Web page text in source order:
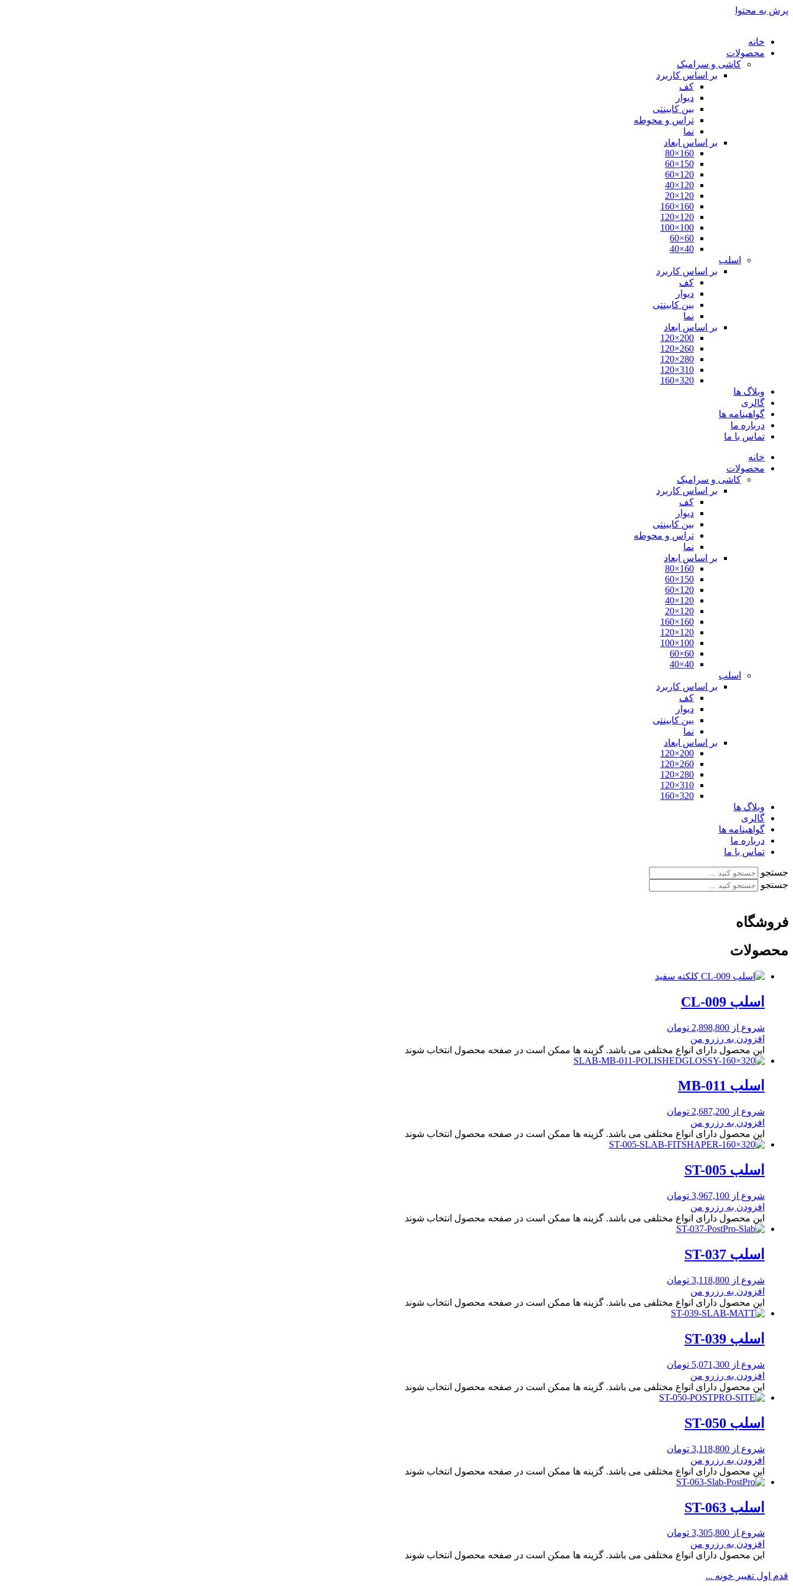
پرش به محتوا
خانه
محصولات
کاشی و سرامیک
بر اساس کاربرد
کف
دیوار
بین کابینتی
تراس و محوطه
نما
بر اساس ابعاد
160×80
150×60
120×60
120×40
120×20
160×160
120×120
100×100
60×60
40×40
اسلب
بر اساس کاربرد
کف
دیوار
بین کابینتی
نما
بر اساس ابعاد
200×120
260×120
280×120
310×120
320×160
وبلاگ ها
گالری
گواهینامه ها
درباره ما
تماس با ما
خانه
محصولات
کاشی و سرامیک
بر اساس کاربرد
کف
دیوار
بین کابینتی
تراس و محوطه
نما
بر اساس ابعاد
160×80
150×60
120×60
120×40
120×20
160×160
120×120
100×100
60×60
40×40
اسلب
بر اساس کاربرد
کف
دیوار
بین کابینتی
نما
بر اساس ابعاد
200×120
260×120
280×120
310×120
320×160
وبلاگ ها
گالری
گواهینامه ها
درباره ما
تماس با ما
جستجو
جستجو
فروشگاه
محصولات
اسلب CL-009
شروع از 2,898,800 تومان
افزودن به رزرو من
این محصول دارای انواع مختلفی می باشد. گزینه ها ممکن است در صفحه محصول انتخاب شوند
اسلب MB-011
شروع از 2,687,200 تومان
افزودن به رزرو من
این محصول دارای انواع مختلفی می باشد. گزینه ها ممکن است در صفحه محصول انتخاب شوند
اسلب ST-005
شروع از 3,967,100 تومان
افزودن به رزرو من
این محصول دارای انواع مختلفی می باشد. گزینه ها ممکن است در صفحه محصول انتخاب شوند
اسلب ST-037
شروع از 3,118,800 تومان
افزودن به رزرو من
این محصول دارای انواع مختلفی می باشد. گزینه ها ممکن است در صفحه محصول انتخاب شوند
اسلب ST-039
شروع از 5,071,300 تومان
افزودن به رزرو من
این محصول دارای انواع مختلفی می باشد. گزینه ها ممکن است در صفحه محصول انتخاب شوند
اسلب ST-050
شروع از 3,118,800 تومان
افزودن به رزرو من
این محصول دارای انواع مختلفی می باشد. گزینه ها ممکن است در صفحه محصول انتخاب شوند
اسلب ST-063
شروع از 3,305,800 تومان
افزودن به رزرو من
این محصول دارای انواع مختلفی می باشد. گزینه ها ممکن است در صفحه محصول انتخاب شوند
قدم اول تغییر خونه ...